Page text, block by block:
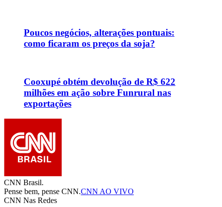
Poucos negócios, alterações pontuais:
como ficaram os preços da soja?
Cooxupé obtém devolução de R$ 622
milhões em ação sobre Funrural nas
exportações
CNN Brasil.
Pense bem, pense CNN.CNN AO VIVO
CNN Nas Redes